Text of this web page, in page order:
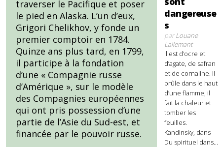
traverser le Pacifique et poser
le pied en Alaska. L’un d’eux,
Grigori Chelikhov, y fonde un
premier comptoir en 1784.
Quinze ans plus tard, en 1799,
il participe à la fondation
d’une « Compagnie russe
d’Amérique », sur le modèle
des Compagnies européennes
qui ont pris possession d’une
partie de l’Asie du Sud-est, et
financée par le pouvoir russe.
dangereuse
s
parLouane
Lallemant
Il est d’ocre et
d’agate, de safran
et de cornaline. Il
brûle dans le haut
d’une flamme, il
fait la chaleur et
tomber les
feuilles.
Kandinsky, dans
Du spirituel dans...